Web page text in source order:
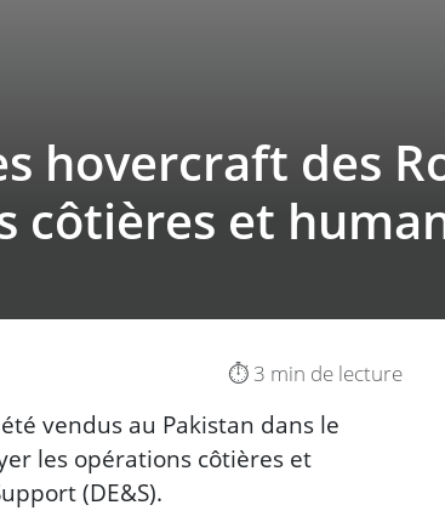
hovercraft des
côtières et
⏱️ 3 min de lecture
vendus au Pakistan dans le
les opérations côtières et
(DE&S).